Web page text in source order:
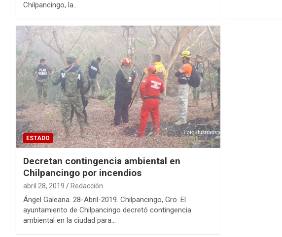
Chilpancingo, la…
ESTADO
Decretan contingencia ambiental en
Chilpancingo por incendios
abril 28, 2019 Redacción
Ángel Galeana. 28-Abril-2019. Chilpancingo, Gro. El
ayuntamiento de Chilpancingo decretó contingencia
ambiental en la ciudad para…